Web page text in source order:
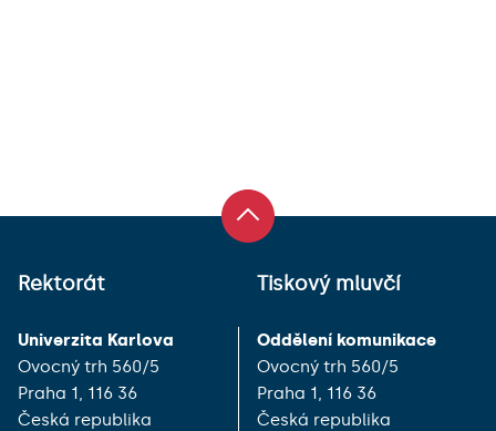
Rektorát
Univerzita Karlova
Ovocný trh 560/5
Praha 1, 116 36
Česká republika
Tiskový mluvčí
Oddělení komunikace
Ovocný trh 560/5
Praha 1, 116 36
Česká republika